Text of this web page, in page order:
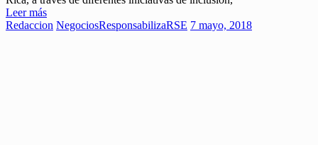
Leer más
Redaccion NegociosResponsabilizaRSE 7 mayo, 2018